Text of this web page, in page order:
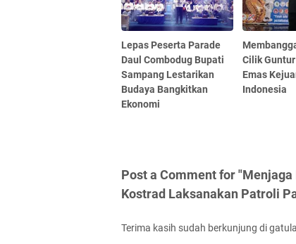
Lepas Peserta Parade
Daul Combodug Bupati
Sampang Lestarikan
Budaya Bangkitkan
Ekonomi
Cilik
Emas
Indonesia
Post a Comment for
Kostrad Laksanakan Patroli
Terima kasih sudah berkunjung di